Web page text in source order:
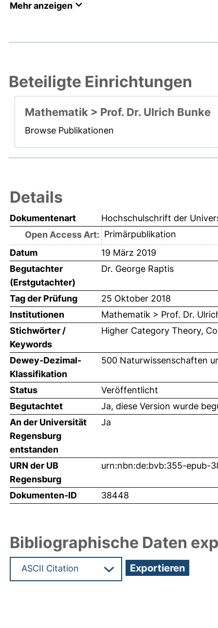
Mehr anzeigen
Beteiligte Einrichtungen
Mathematik > Prof. Dr. Ulrich Bunke
Browse Publikationen
Details
Dokumentenart
Hochschulschrift der
Open Access Art: Primärpublikation
Datum
19 März 2019
Begutachter
(Erstgutachter)
Dr. George Raptis
Tag der Prüfung
25 Oktober 2018
Institutionen
Mathematik > Prof. Dr.
Stichwörter /
Keywords
Higher Category Theory,
Dewey-Dezimal-
Klassifikation
500 Naturwissenschaften
Status
Veröffentlicht
Begutachtet
Ja, diese Version wurde
An der Universität
Regensburg
entstanden
Ja
URN der UB
Regensburg
urn:nbn:de:bvb:355-epub-
Dokumenten-ID 38448
Bibliographische Daten